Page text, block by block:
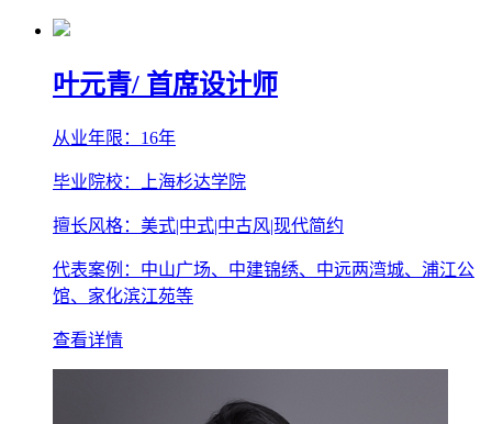
叶元青/ 首席设计师
从业年限：16年
毕业院校：上海杉达学院
擅长风格：美式|中式|中古风|现代简约
代表案例：中山广场、中建锦绣、中远两湾城、浦江公
馆、家化滨江苑等
查看详情